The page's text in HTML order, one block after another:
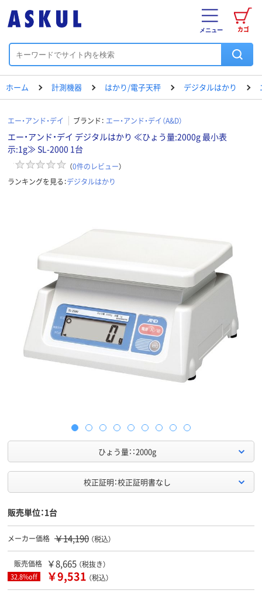
カゴ
メニュー
ホーム 計測機器 はかり/電子天秤 デジタルはかり
エー・アンド・デイ ブランド： エー・アンド・デイ（A&D）
エー・アンド・デイ デジタルはかり ≪ひょう量:2000g 最小表
示:1g≫ SL-2000 1台
（0件のレビュー）
ランキングを見る：デジタルはかり
ひょう量：：2000g
校正証明：校正証明書なし
販売単位：1台
メーカー価格 ￥14,190 （税込）
販売価格 ￥8,665 （税抜き）
32.8%off ￥9,531 （税込）